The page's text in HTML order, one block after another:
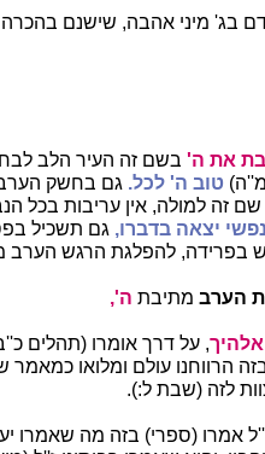
בג' מיני אהבה, שישנם
את ה' בשם זה העיר הלב
טוב ה' לכל. גם בחשק
זה למולה, אין עריבות בכל
נפשי יצאה בדברו, גם תשכיל
בפרידה, להפלגת הרגש הערב
הערב מתיבת ה',
אלהיך, על דרך אומרו (תהלים
הרווחנו עולם ומלואו
לזה (שבת ל:).
אמרו (ספרי) בזה מה שאמרו